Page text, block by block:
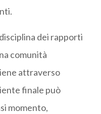
dei rapporti
comunità
attraverso
finale può
momento,